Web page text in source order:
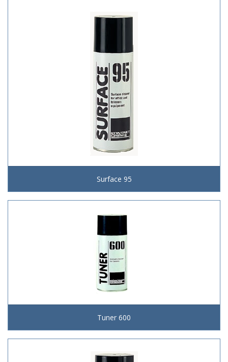
Surface 95
Tuner 600